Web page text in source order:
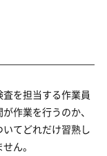
を担当する作業員
作業を行うのか、
てどれだけ習熟し
ん。